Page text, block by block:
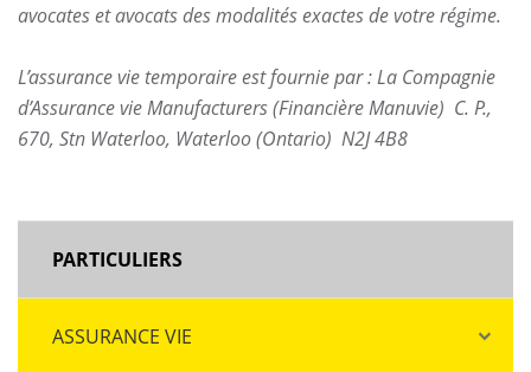
avocates et avocats des modalités exactes de votre régime.
L’assurance vie temporaire est fournie par : La Compagnie
d’Assurance vie Manufacturers (Financière Manuvie) C. P.,
670, Stn Waterloo, Waterloo (Ontario) N2J 4B8
MAIN
NAVIGATION
PARTICULIERS
ASSURANCE VIE